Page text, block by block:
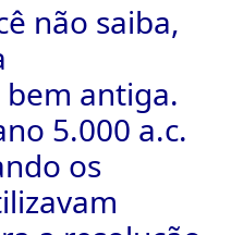
não saiba,
antiga.
5.000 a.c.
os